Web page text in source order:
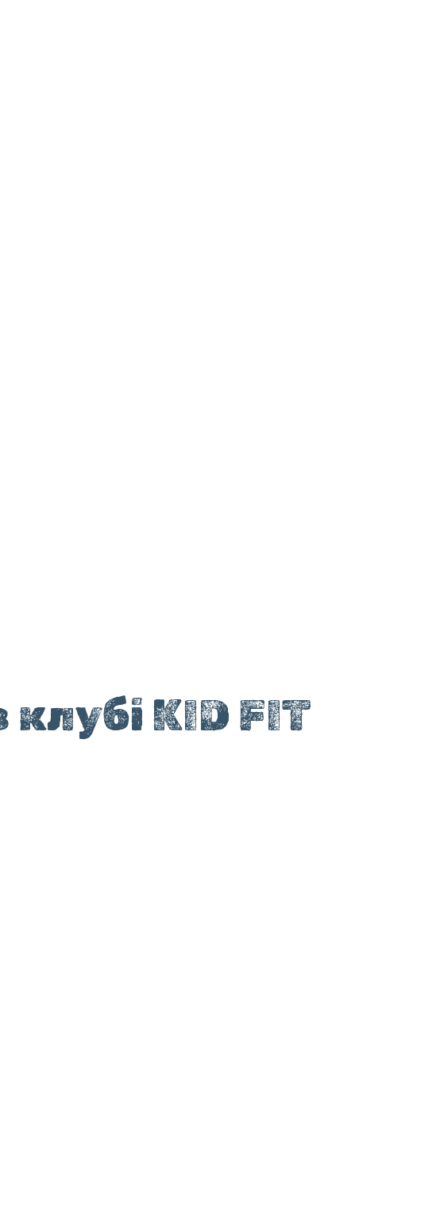
KID FIT